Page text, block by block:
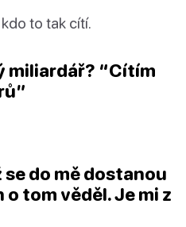
to tak cítí.
miliardář? “Cítím
se do mě dostanou
tom věděl. Je mi z